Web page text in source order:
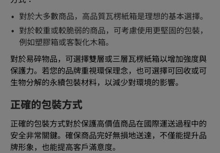
對於大多數商品，高品質瓦楞紙箱是理想的基本選擇。
對於較重或較脆弱的商品，可考慮使用更堅固的包裝，
例如塑膠箱或客製化木箱。
對於易碎物品，可選擇雙層或三層瓦楞紙箱以增加強度與
保護力。若您的品牌重視環保理念，也可選擇可回收或可
生物分解的永續包裝材料，以減少對環境的影響。
正確的包裝方式
正確的包裝方式對於保護高價值商品在國際運送過程中的
安全非常關鍵。確保商品完好無損地送達，不僅能提升品
牌形象，也能提高客戶滿意度。